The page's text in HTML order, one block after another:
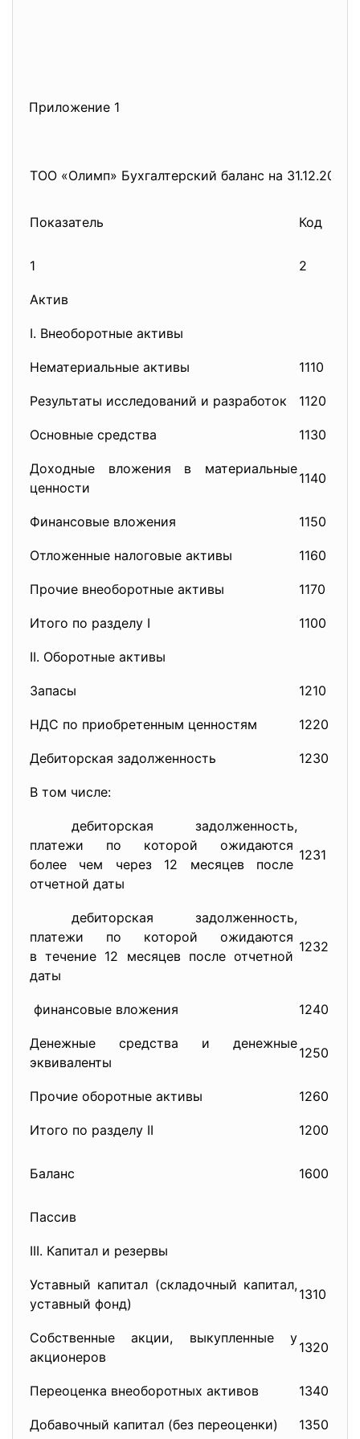
Приложение 1
ТОО «Олимп» Бухгалтерский баланс на 31.12.2014
Показатель Код
1 2
Актив
I. Внеоборотные активы
Нематериальные активы 1110
Результаты исследований и разработок 1120
Основные средства 1130
Доходные вложения в материальные
ценности
1140
Финансовые вложения 1150
Отложенные налоговые активы 1160
Прочие внеоборотные активы 1170
Итого по разделу I 1100
II. Оборотные активы
Запасы 1210
НДС по приобретенным ценностям 1220
Дебиторская задолженность 1230
В том числе:
дебиторская задолженность,
платежи по которой ожидаются
более чем через 12 месяцев после
отчетной даты
1231
дебиторская задолженность,
платежи по которой ожидаются
в течение 12 месяцев после отчетной
даты
1232
финансовые вложения 1240
Денежные средства и денежные
эквиваленты
1250
Прочие оборотные активы 1260
Итого по разделу II 1200
Баланс 1600
Пассив
III. Капитал и резервы
Уставный капитал (складочный капитал,
уставный фонд)
1310
Собственные акции, выкупленные у
акционеров
1320
Переоценка внеоборотных активов 1340
Добавочный капитал (без переоценки) 1350